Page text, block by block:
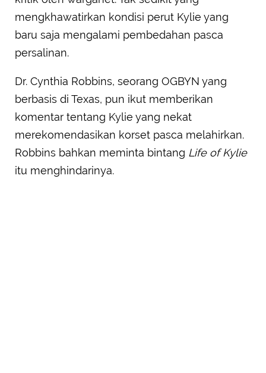
mengkhawatirkan kondisi perut Kylie yang
baru saja mengalami pembedahan pasca
persalinan.
Dr. Cynthia Robbins, seorang OGBYN yang
berbasis di Texas, pun ikut memberikan
komentar tentang Kylie yang nekat
merekomendasikan korset pasca melahirkan.
Robbins bahkan meminta bintang Life of Kylie
itu menghindarinya.